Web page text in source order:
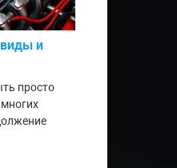
и
просто